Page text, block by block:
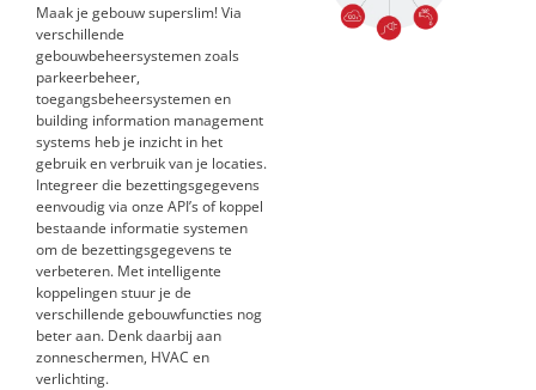
Maak je gebouw superslim! Via
verschillende
gebouwbeheersystemen zoals
parkeerbeheer,
toegangsbeheersystemen en
building information management
systemsheb je inzicht in het
gebruik en verbruik van je locaties.
Integreer die bezettingsgegevens
eenvoudig via onze API’s of koppel
bestaande informatie systemen
om de bezettingsgegevens te
verbeteren. Met intelligente
koppelingen stuur je de
verschillende gebouwfuncties nog
beter aan. Denk daarbij aan
zonneschermen, HVAC en
verlichting.